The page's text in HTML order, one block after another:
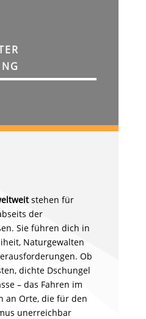
stehen für
der
Sie führen dich in
Naturgewalten
Ob
dichte Dschungel
– das Fahren im
an Orte, die für den
unerreichbar